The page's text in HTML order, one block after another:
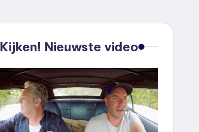
Kijken! Nieuwste video